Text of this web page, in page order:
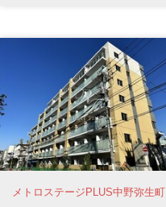
メトロステージPLUS中野弥生町